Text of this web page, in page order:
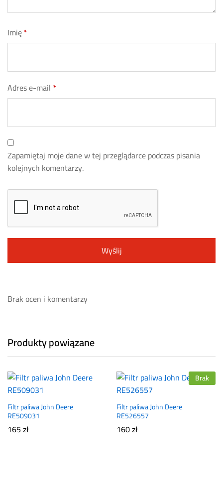
Imię*
Adres e-mail *
Zapamiętaj moje dane w tej przeglądarce podczas pisania
kolejnych komentarzy.
Brak ocen i komentarzy
Produkty powiązane
Filtr paliwa John Deere
RE509031
165zł
Brak
Filtr paliwa John Deere
RE526557
160zł